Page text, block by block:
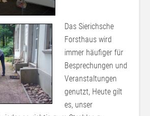
Das Sierichsche
Forsthaus wird
immer häufiger für
Besprechungen und
Veranstaltungen
genutzt, Heute gilt
es, unser